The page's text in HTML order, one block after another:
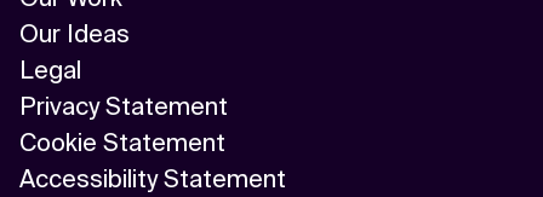
Our Ideas
Legal
Privacy Statement
Cookie Statement
Accessibility Statement